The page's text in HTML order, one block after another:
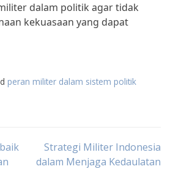
dalam politik agar tidak
kekuasaan yang dapat
peran militer dalam sistem politik
Strategi Militer Indonesia
dalam Menjaga Kedaulatan